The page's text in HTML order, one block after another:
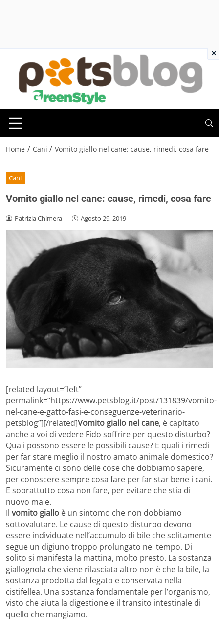
Home / Cani / Vomito giallo nel cane: cause, rimedi, cosa fare
Cani
Vomito giallo nel cane: cause, rimedi, cosa fare
Patrizia Chimera - Agosto 29, 2019
[related layout=”left”
permalink=”https://www.petsblog.it/post/131839/vomito-
nel-cane-e-gatto-fasi-e-conseguenze-veterinario-
petsblog”][/related]Vomito giallo nel cane, è capitato
anche a voi di vedere Fido soffrire per questo disturbo?
Quali possono essere le possibili cause? E quali i rimedi
per far stare meglio il nostro amato animale domestico?
Sicuramente ci sono delle cose che dobbiamo sapere,
per conoscere sempre cosa fare per far star bene i cani.
E soprattutto cosa non fare, per evitare che stia di
nuovo male.
Il vomito giallo è un sintomo che non dobbiamo
sottovalutare. Le cause di questo disturbo devono
essere individuate nell’accumulo di bile che solitamente
segue un digiuno troppo prolungato nel tempo. Di
solito si manifesta la mattina, molto presto. La sostanza
giallognola che viene rilasciata altro non è che la bile, la
sostanza prodotta dal fegato e conservata nella
cistifellea. Una sostanza fondamentale per l’organismo,
visto che aiuta la digestione e il transito intestinale di
quello che mangiamo.
×